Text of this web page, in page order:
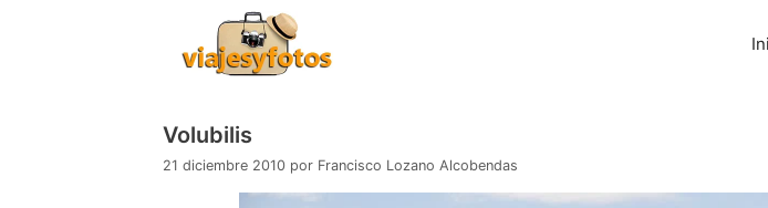
Volubilis
21 diciembre 2010 por Francisco Lozano Alcobendas